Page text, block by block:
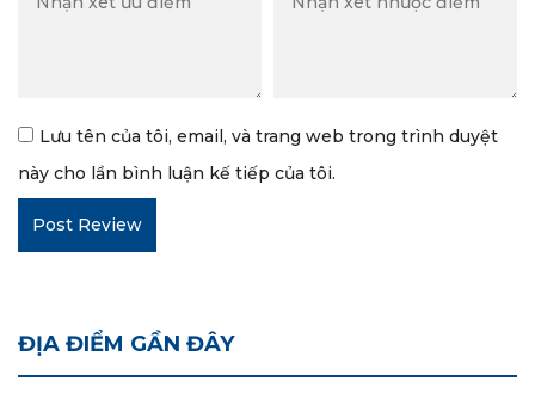
Lưu tên của tôi, email, và trang web trong trình duyệt
này cho lần bình luận kế tiếp của tôi.
ĐỊA ĐIỂM GẦN ĐÂY